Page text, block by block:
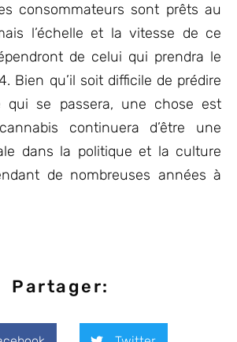
consommateurs sont prêts au
l’échelle et la vitesse de ce
de celui qui prendra le
Bien qu’il soit difficile de prédire
qui se passera, une chose est
continuera d’être une
dans la politique et la culture
de nombreuses années à
Partager: